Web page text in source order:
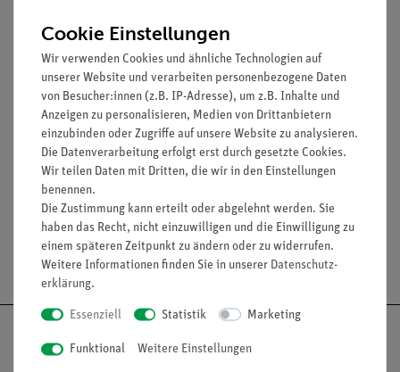
Doppelschicht-Kondensator (Gold Cap)
max. Betriebsspannung 5.5 V
Kapazität 0,8 - 1,8 F
max. Stromstärke 2 A, kurzzeitig 5 A
aufgedruckte Polarität
seitliche Goldkontakte
Bausteingröße (mm): 80 x 80 x 40
Versandkostenfrei ab 300,- €
Cookie Einstellungen
Wir verwenden Cookies und ähnliche Technologien auf
unserer Website und verarbeiten personenbezogene Daten
von Besucher:innen (z.B. IP-Adresse), um z.B. Inhalte und
Anzeigen zu personalisieren, Medien von Drittanbietern
einzubinden oder Zugriffe auf unsere Website zu analysieren.
Die Datenverarbeitung erfolgt erst durch gesetzte Cookies.
Wir teilen Daten mit Dritten, die wir in den Einstellungen
benennen.
Die Zustimmung kann erteilt oder abgelehnt werden. Sie
haben das Recht, nicht einzuwilligen und die Einwilligung zu
einem späteren Zeitpunkt zu ändern oder zu widerrufen.
Weitere Informationen finden Sie in unserer Daten­schutz­
erklärung.
Essenziell Statistik Marketing
Funktional Weitere Einstellungen